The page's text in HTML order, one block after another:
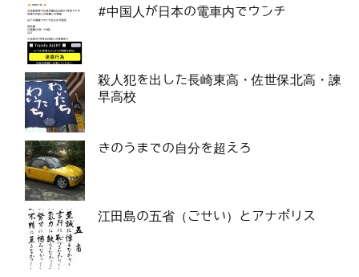
#中国人が日本の電車内でウンチ
殺人犯を出した長崎東高・佐世保北高・諫
早高校
きのうまでの自分を超えろ
江田島の五省（ごせい）とアナポリス